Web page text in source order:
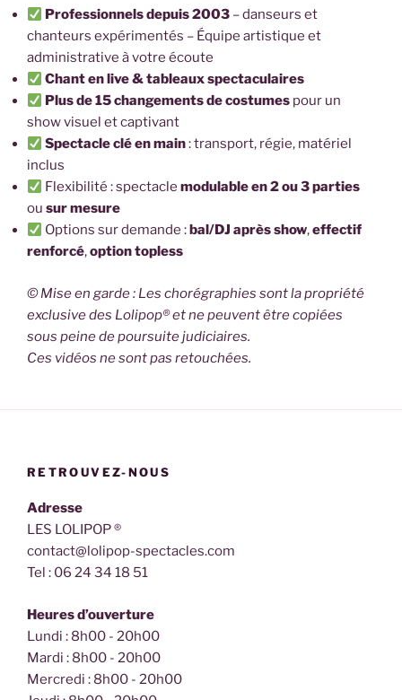
Professionnels depuis 2003 – danseurs et
chanteurs expérimentés – Équipe artistique et
administrative à votre écoute
Chant en live & tableaux spectaculaires
Plus de 15 changements de costumes pour un
show visuel et captivant
Spectacle clé en main: transport, régie, matériel
inclus
Flexibilité : spectaclemodulable en 2 ou 3 parties
ou sur mesure
Options sur demande :bal/DJ après show,effectif
renforcé,option topless
© Mise en garde : Les chorégraphies sont la propriété
exclusive des Lolipop® et ne peuvent être copiées
sous peine de poursuite judiciaires.
Ces vidéos ne sont pas retouchées.
RETROUVEZ-NOUS
Adresse
LES LOLIPOP ®
contact@lolipop-spectacles.com
Tel : 06 24 34 18 51
Heures d’ouverture
Lundi : 8h00 - 20h00
Mardi : 8h00 - 20h00
Mercredi : 8h00 - 20h00